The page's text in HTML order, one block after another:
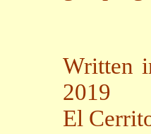
Written
2019
El